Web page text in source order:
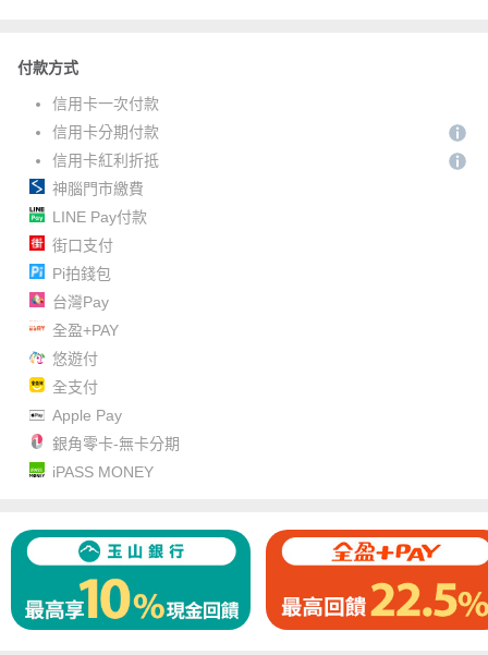
付款方式
信用卡一次付款
信用卡分期付款
信用卡紅利折抵
神腦門市繳費
LINE Pay付款
街口支付
Pi拍錢包
台灣Pay
全盈+PAY
悠遊付
全支付
Apple Pay
銀角零卡-無卡分期
iPASS MONEY